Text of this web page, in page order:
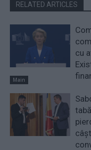
RELATED ARTICLES
Main
cu